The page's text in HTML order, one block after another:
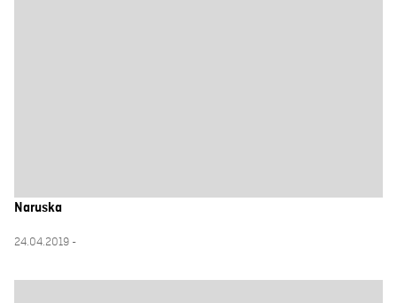
Naruska
24.04.2019 -